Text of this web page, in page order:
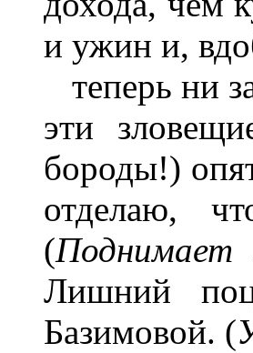
и ужин и,
теперь ни
эти
бороды!)
отделаю,
(Поднимает
Лишний
Базимовой. (